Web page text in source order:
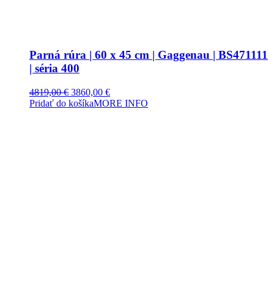
Parná rúra | 60 x 45 cm | Gaggenau | BS471111
| séria 400
4819,00€ Original
price
3860,00 €Current
price
Pridať do košíkaMORE INFO